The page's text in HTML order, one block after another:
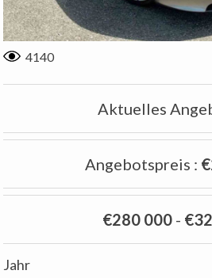
4140
Aktuelles
Angebotspreis :
€280 000-
Jahr